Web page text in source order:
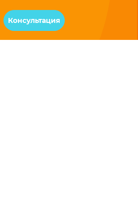
Консультация